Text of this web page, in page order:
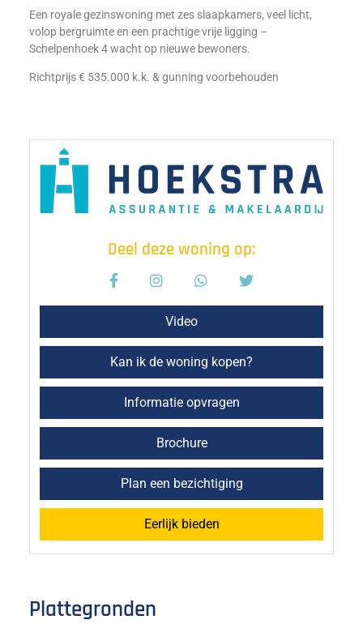
Een royale gezinswoning met zes slaapkamers, veel licht,
volop bergruimte en een prachtige vrije ligging –
Schelpenhoek 4 wacht op nieuwe bewoners.
Richtprijs € 535.000 k.k. & gunning voorbehouden
Deel deze woning op:
Video
Kan ik de woning kopen?
Informatie opvragen
Brochure
Plan een bezichtiging
Eerlijk bieden
Plattegronden